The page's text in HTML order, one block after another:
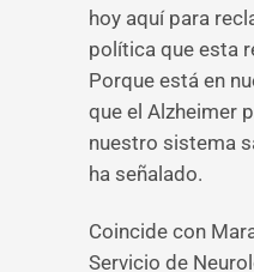
hoy aquí para
política que esta
Porque está en
que el Alzheimer
nuestro sistema
ha señalado.
Coincide con
Servicio de